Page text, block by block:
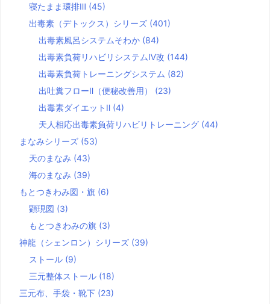
寝たまま環排Ⅲ (45)
出毒素（デトックス）シリーズ (401)
出毒素風呂システムそわか (84)
出毒素負荷リハビリシステムⅣ改 (144)
出毒素負荷トレーニングシステム (82)
出吐糞フローⅡ（便秘改善用） (23)
出毒素ダイエットⅡ (4)
天人相応出毒素負荷リハビリトレーニング (44)
まなみシリーズ (53)
天のまなみ (43)
海のまなみ (39)
もとつきわみ図・旗 (6)
顕現図 (3)
もとつきわみの旗 (3)
神龍（シェンロン）シリーズ (39)
ストール (9)
三元整体ストール (18)
三元布、手袋・靴下 (23)